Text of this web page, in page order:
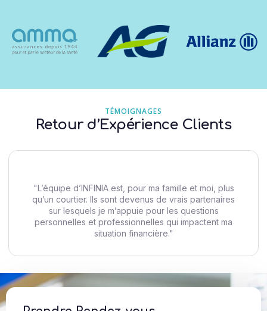
TÉMOIGNAGES
Retour d’Expérience Clients
"L’équipe d’INFINIA est, pour ma famille et moi, plus
qu’un courtier. Ils sont devenus de vrais partenaires
sur lesquels je m’appuie pour les questions
personnelles et professionnelles qui impactent ma
situation financière."